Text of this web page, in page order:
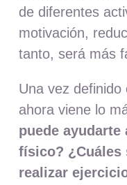
de diferentes
motivación,
tanto, será más
Una vez
ahora viene lo
puede
físico? ¿Cuáles
realizar